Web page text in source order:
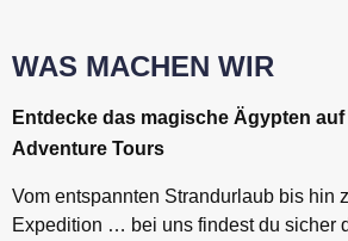
WAS MACHEN WIR
Entdecke das magische Ägypten
Adventure Tours
Vom entspannten Strandurlaub bis hin
Expedition … bei uns findest du sicher